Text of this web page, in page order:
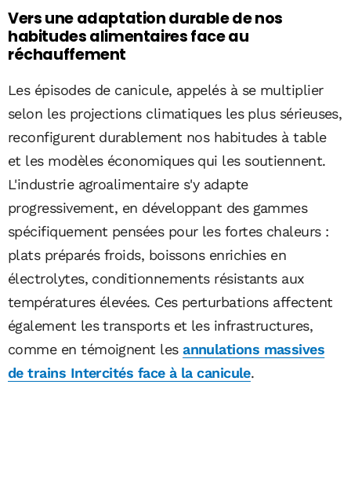
Vers une adaptation durable de nos
habitudes alimentaires face au
réchauffement
Les épisodes de canicule, appelés à se multiplier
selon les projections climatiques les plus sérieuses,
reconfigurent durablement nos habitudes à table
et les modèles économiques qui les soutiennent.
L'industrie agroalimentaire s'y adapte
progressivement, en développant des gammes
spécifiquement pensées pour les fortes chaleurs :
plats préparés froids, boissons enrichies en
électrolytes, conditionnements résistants aux
températures élevées. Ces perturbations affectent
également les transports et les infrastructures,
comme en témoignent lesannulations massives
de trains Intercités face à la canicule.